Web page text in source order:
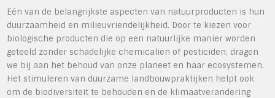
Eén van de belangrijkste aspecten van natuurproducten is hun
duurzaamheid en milieuvriendelijkheid. Door te kiezen voor
biologische producten die op een natuurlijke manier worden
geteeld zonder schadelijke chemicaliën of pesticiden, dragen
we bij aan het behoud van onze planeet en haar ecosystemen.
Het stimuleren van duurzame landbouwpraktijken helpt ook
om de biodiversiteit te behouden en de klimaatverandering